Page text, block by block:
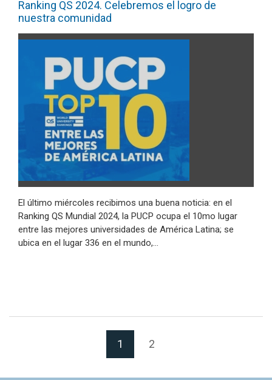
Ranking QS 2024. Celebremos el logro de
nuestra comunidad
El último miércoles recibimos una buena noticia: en el
Ranking QS Mundial 2024, la PUCP ocupa el 10mo lugar
entre las mejores universidades de América Latina; se
ubica en el lugar 336 en el mundo,…
1 (Página actual)
2